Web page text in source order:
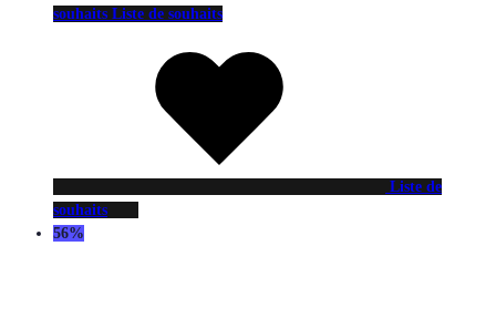
souhaits Liste de souhaits
Liste de
souhaits
56%